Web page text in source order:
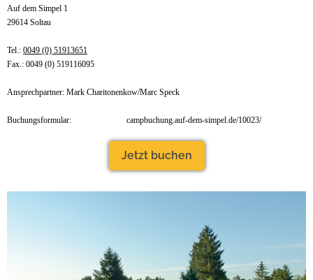
Auf dem Simpel 1
29614 Soltau
Tel.: 0049 (0) 51913651
Fax.: 0049 (0) 519116095
Ansprechpartner: Mark Charitonenkow/Marc Speck
Buchungsformular: campbuchung.auf-dem-simpel.de/10023/
Jetzt buchen